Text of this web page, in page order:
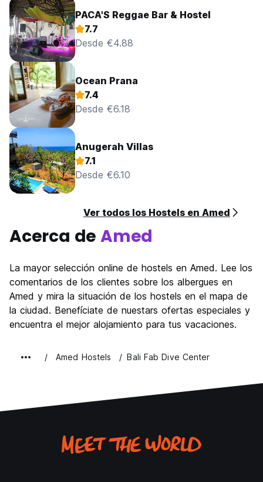
PACA'S Reggae Bar & Hostel
7.7
Desde €4.88
Ocean Prana
7.4
Desde €6.18
Anugerah Villas
7.1
Desde €6.10
Ver todos los Hostels en Amed
Acerca deAmed
La mayor selección online de hostels en Amed. Lee los
comentarios de los clientes sobre los albergues en
Amed y mira la situación de los hostels en el mapa de
la ciudad. Benefíciate de nuestars ofertas especiales y
encuentra el mejor alojamiento para tus vacaciones.
Amed Hostels Bali Fab Dive Center